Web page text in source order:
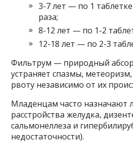
3-7 лет — по 1
раза;
8-12 лет — по 1-2
12-18 лет — по 2-3
Фильтрум — природный
устраняет спазмы,
рвоту независимо от их
Младенцам часто назначают
расстройства желудка,
сальмонеллеза и
недостаточности).